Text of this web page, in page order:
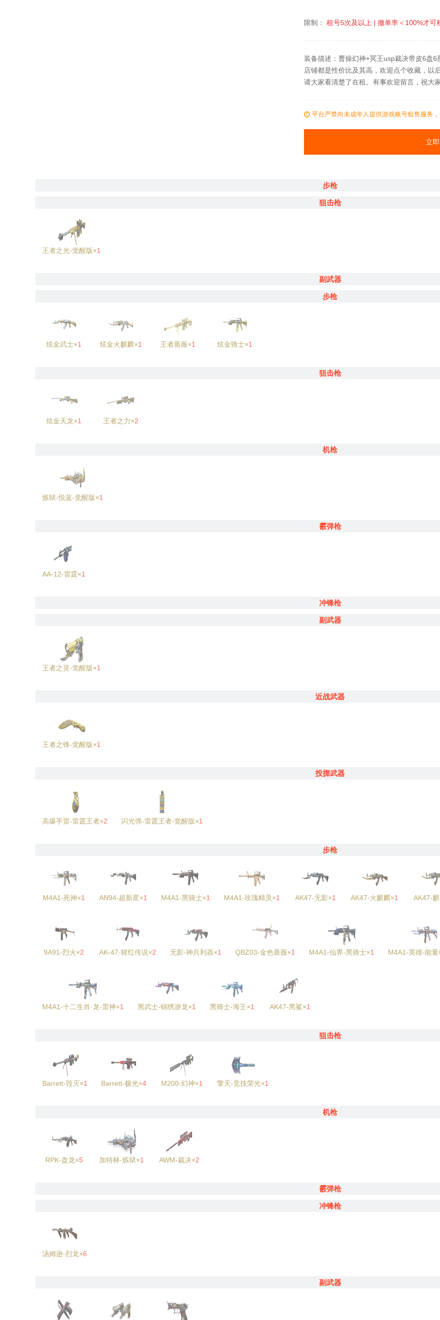
限制： 租号5次及以上 | 撤单率＜ 100%才可
装备描述：曹操幻神+冥王usp裁决带皮6盘
店铺都是性价比及其高，欢迎点个收藏，以
请大家看清楚了在租。有事欢迎留言，祝大
平台严禁向未成年人提供游戏账号租售服务
立
步枪
狙击枪
王者之光-觉醒版×1
副武器
步枪
炫金武士×1 炫金火麒麟×1 王者蔷薇×1 炫金骑士×1
狙击枪
炫金天龙×1 王者之力×2
机枪
炼狱-悦蓝-觉醒版×1
霰弹枪
AA-12-雷霆×1
冲锋枪
副武器
王者之灵-觉醒版×1
近战武器
王者之锋-觉醒版×1
投掷武器
高爆手雷-雷霆王者×2 闪光弹-雷霆王者-觉醒版×1
步枪
M4A1-死神×1 AN94-超新星×1 M4A1-黑骑士×1 M4A1-玫瑰精灵×1 AK47-无影×1 AK47-火麒麟×1 AK47-
9A91-烈火×2 AK-47-猩红传说×2 无影-神兵利器×1 QBZ03-金色蔷薇×1 M4A1-仙界-黑骑士×1 M4A1-英雄-能
M4A1-十二生肖·龙-雷神×1 黑武士-锦绣游龙×1 黑骑士-海王×1 AK47-黑鲨×1
狙击枪
Barrett-毁灭×1 Barrett-极光×4 M200-幻神×1 擎天-竞技荣光×1
机枪
RPK-盘龙×5 加特林-炼狱×1 AWM-裁决×2
霰弹枪
冲锋枪
汤姆逊-烈龙×6
副武器